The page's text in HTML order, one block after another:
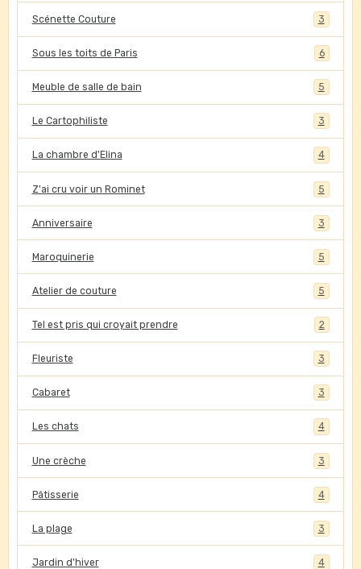
Scénette Couture 3
Sous les toits de Paris 6
Meuble de salle de bain 5
Le Cartophiliste 3
La chambre d'Elina 4
Z'ai cru voir un Rominet 5
Anniversaire 3
Maroquinerie 5
Atelier de couture 5
Tel est pris qui croyait prendre 2
Fleuriste 3
Cabaret 3
Les chats 4
Une crèche 3
Pâtisserie 4
La plage 3
Jardin d'hiver 4